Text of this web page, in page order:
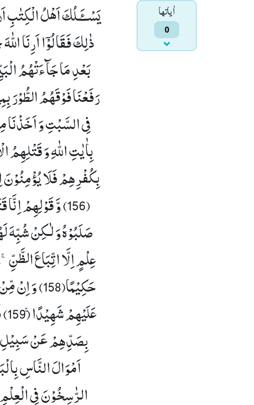
اٰياتها
0
یَسْــٴَـلُكَ اَهْلُ
ذٰلِكَ فَقَالُوْۤا اَرِنَا
بَعْدِ مَا جَآءَتْهُمُ
رَفَعْنَا فَوْقَهُمُ الطُّوْرَ
فِی السَّبْتِ وَ اَخَذْنَا
بِاٰیٰتِ اللّٰهِ وَ قَتْلِهِمُ
بِكُفْرِهِمْ فَلَا یُؤْمِنُوْنَ
(156)
وَّ قَوْلِهِمْ
صَلَبُوْهُ وَ لٰـكِنْ
عِلْمٍ اِلَّا اتِّبَاعَ الظَّنِّۚ-وَ
حَكِیْمًا(158)
وَ اِنْ
عَلَیْهِمْ شَهِیْدًاۚ (159)
بِصَدِّهِمْ عَنْ سَبِیْلِ
اَمْوَالَ النَّاسِ
الرّٰسِخُوْنَ فِی